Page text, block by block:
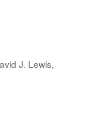
J. Lewis,